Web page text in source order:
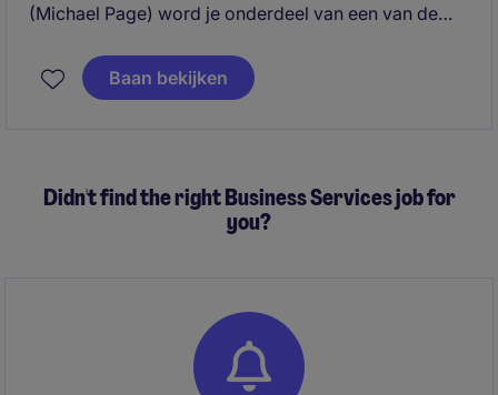
(Michael Page) word je onderdeel van een van de
recruitment industrie wereldwijd. Via professionele
training, een hybride werkomgeving en een duidelijk
Baan bekijken
Didn't find the right Business Services job for
you?